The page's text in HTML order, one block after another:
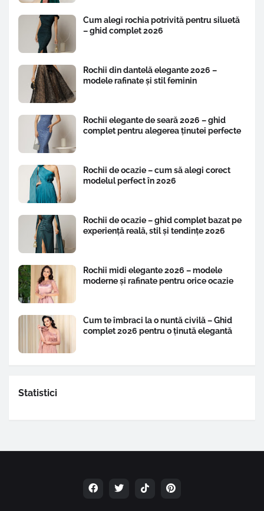
Cum alegi rochia potrivită pentru siluetă
– ghid complet 2026
Rochii din dantelă elegante 2026 –
modele rafinate și stil feminin
Rochii elegante de seară 2026 – ghid
complet pentru alegerea ținutei perfecte
Rochii de ocazie – cum să alegi corect
modelul perfect în 2026
Rochii de ocazie – ghid complet bazat pe
experiență reală, stil și tendințe 2026
Rochii midi elegante 2026 – modele
moderne și rafinate pentru orice ocazie
Cum te îmbraci la o nuntă civilă – Ghid
complet 2026 pentru o ținută elegantă
Statistici